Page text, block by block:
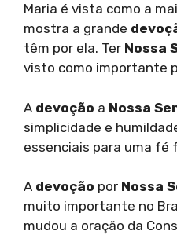
Maria é vista como a
mostra a grande
têm por ela. Ter Nossa
visto como importante
A devoção a Nossa
simplicidade e
essenciais para uma fé
A devoção por Nossa
muito importante no
mudou a oração da